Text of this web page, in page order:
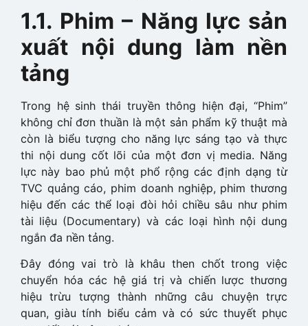
1.1. Phim – Năng lực sản
xuất nội dung làm nền
tảng
Trong hệ sinh thái truyền thông hiện đại, “Phim”
không chỉ đơn thuần là một sản phẩm kỹ thuật mà
còn là biểu tượng cho năng lực sáng tạo và thực
thi nội dung cốt lõi của một đơn vị media. Năng
lực này bao phủ một phổ rộng các định dạng từ
TVC quảng cáo, phim doanh nghiệp, phim thương
hiệu đến các thể loại đòi hỏi chiều sâu như phim
tài liệu (Documentary) và các loại hình nội dung
ngắn đa nền tảng.
Đây đóng vai trò là khâu then chốt trong việc
chuyển hóa các hệ giá trị và chiến lược thương
hiệu trừu tượng thành những câu chuyện trực
quan, giàu tính biểu cảm và có sức thuyết phục